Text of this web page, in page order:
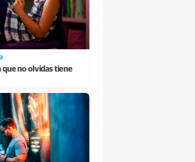
que no olvidas tiene